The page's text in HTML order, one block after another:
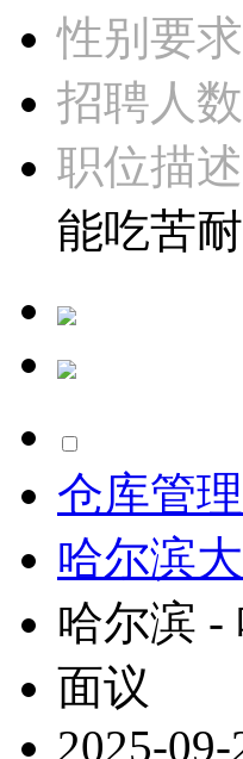
性别要求
招聘人数
职位描述
能吃苦
仓库管
哈尔滨
哈尔滨 -
面议
2025-09-